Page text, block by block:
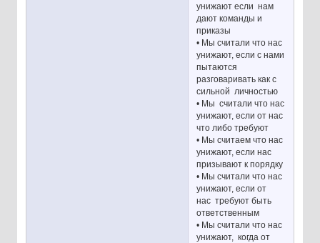
унижают если нам
дают команды и
приказы
• Мы считали что нас
унижают, если с нами
пытаются
разговаривать как с
сильной личностью
• Мы считали что нас
унижают, если от нас
что либо требуют
• Мы считаем что нас
унижают, если нас
призывают к порядку
• Мы считали что нас
унижают, если от
нас требуют быть
ответственным
• Мы считали что нас
унижают, когда от